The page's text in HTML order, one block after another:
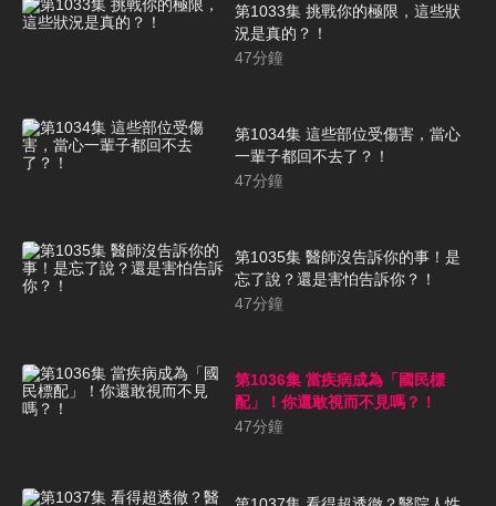
第1033集 挑戰你的極限，這些狀
況是真的？！
47分鐘
第1034集 這些部位受傷害，當心
一輩子都回不去了？！
47分鐘
第1035集 醫師沒告訴你的事！是
忘了說？還是害怕告訴你？！
47分鐘
第1036集 當疾病成為「國民標
配」！你還敢視而不見嗎？！
47分鐘